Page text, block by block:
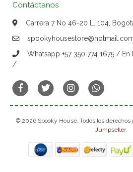
Contáctanos
Carrera 7 No 46-20 L. 104,
Whatsapp +57 350 774 1675 /
/
© 2026 Spooky House. Todos los derechos
Jumpseller.